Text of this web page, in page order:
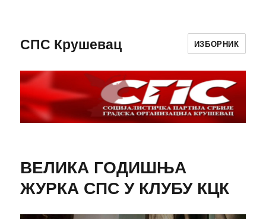
СПС Крушевац ИЗБОРНИК
ВЕЛИКА ГОДИШЊА
ЖУРКА СПС У КЛУБУ КЦК